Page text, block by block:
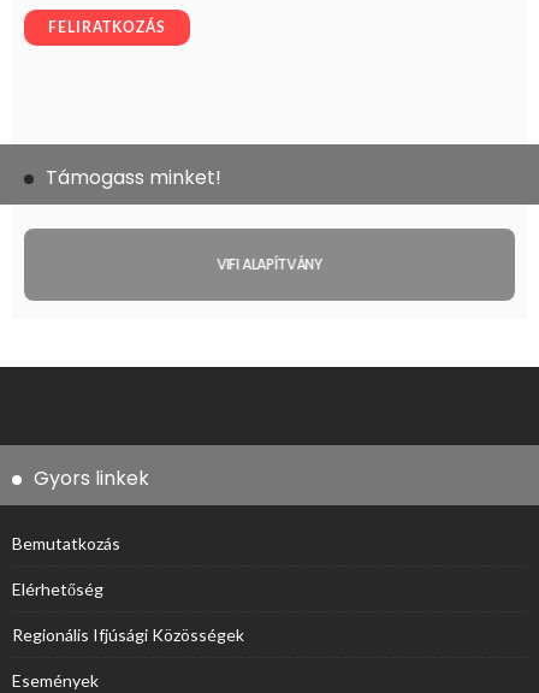
Támogass minket!
VIFI ALAPÍTVÁNY
Gyors linkek
Bemutatkozás
Elérhetőség
Regionális Ifjúsági Közösségek
Események